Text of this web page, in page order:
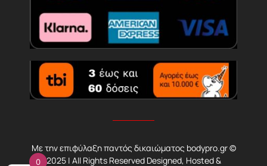
Με την επιφύλαξη παντός δικαιώματος bodypro.gr ©
2025 | All Rights Reserved Designed, Hosted &
0